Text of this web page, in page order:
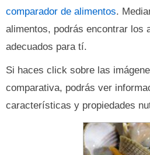
comparador de alimentos.
alimentos, podrás encontrar los
adecuados para tí.
Si haces click sobre las
comparativa, podrás ver
características y propiedades